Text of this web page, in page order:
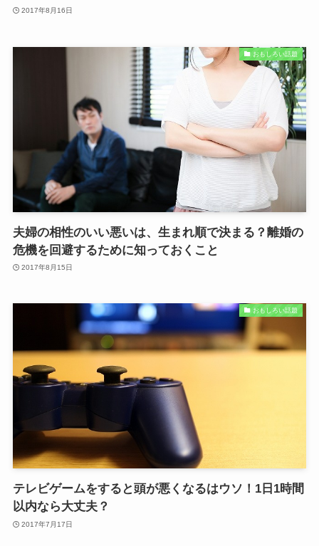
2017年8月16日
おもしろい話題
夫婦の相性のいい悪いは、生まれ順で決まる？離婚の
危機を回避するために知っておくこと
2017年8月15日
おもしろい話題
テレビゲームをすると頭が悪くなるはウソ！1日1時間
以内なら大丈夫？
2017年7月17日